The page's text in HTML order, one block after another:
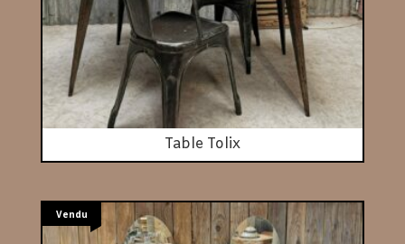
Table Tolix
Vendu